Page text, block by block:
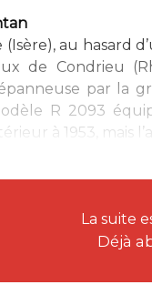
(Isère), au hasard
de Condrieu
par la
R 2093
à 1953, mais
La suite
Déjà